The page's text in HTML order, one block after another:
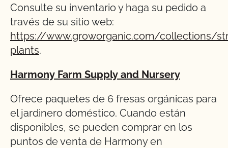
Consulte su inventario y haga su pedido a
través de su sitio web:
https://www.groworganic.com/collections/
plants.
Harmony Farm Supply and Nursery
Ofrece paquetes de 6 fresas orgánicas para
el jardinero doméstico. Cuando están
disponibles, se pueden comprar en los
puntos de venta de Harmony en